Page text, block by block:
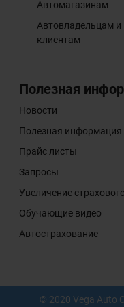
Автомагазинам
Автовладельцам
клиентам
Полезная
Новости
Полезная информация
Прайс листы
Запросы
Увеличение
Обучающие видео
Автострахование
© 2020 Vega Auto